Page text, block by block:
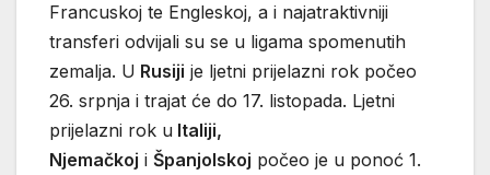
Francuskoj te Engleskoj, a i najatraktivniji
transferi odvijali su se u ligama spomenutih
zemalja. U Rusiji je ljetni prijelazni rok počeo
26. srpnja i trajat će do 17. listopada. Ljetni
prijelazni rok u Italiji,
Njemačkoj i Španjolskoj počeo je u ponoć 1.